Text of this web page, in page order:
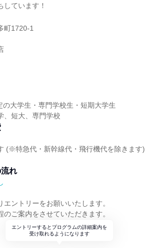
しています！
町1720-1
の大学生・専門学校生・短期大学生
、短大、専門学校
(※特急代・新幹線代・飛行機代を除きます)
れ
エントリーをお願いいたします。
のご案内をさせていただきます。
エントリーするとプログラムの詳細案内を
受け取れるようになります